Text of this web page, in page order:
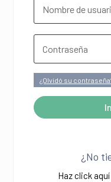
¿Olvidó su
¿No
Haz click